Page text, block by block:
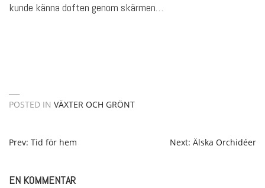
kunde känna doften genom skärmen…
POSTED IN VÄXTER OCH GRÖNT
POST
Prev: Tid för hem Next: Älska Orchidéer
EN KOMMENTAR